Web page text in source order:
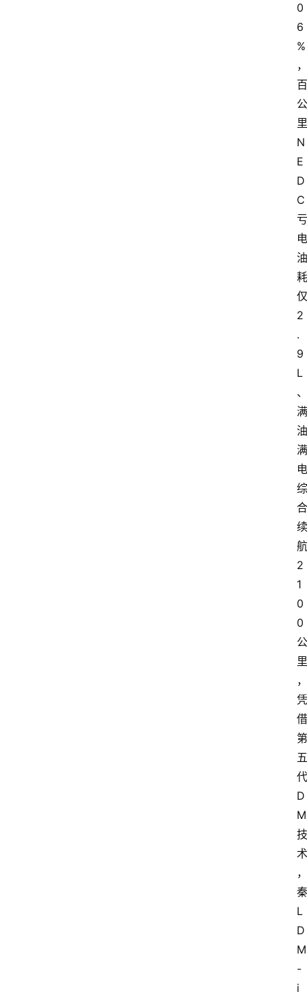
0
6
%
，
百
公
里
N
E
D
C
亏
电
油
耗
仅
2
.
9
L
、
满
油
满
电
综
合
续
航
2
1
0
0
公
里
，
凭
借
第
五
代
D
M
技
术
，
秦
L
D
M
-
i